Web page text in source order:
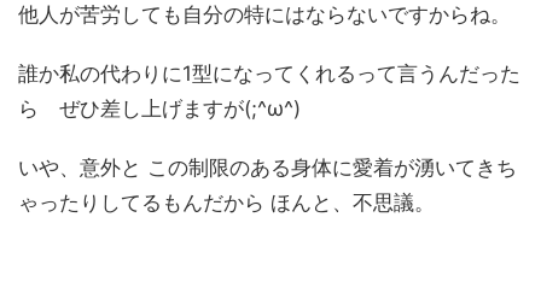
他人が苦労しても自分の特にはならないですからね。
誰か私の代わりに1型になってくれるって言うんだった
ら ぜひ差し上げますが(;^ω^)
いや、意外と この制限のある身体に愛着が湧いてきち
ゃったりしてるもんだから ほんと、不思議。